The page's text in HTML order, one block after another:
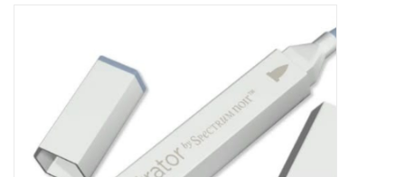
WORKSHOPS
SPECIALS
TOOLS